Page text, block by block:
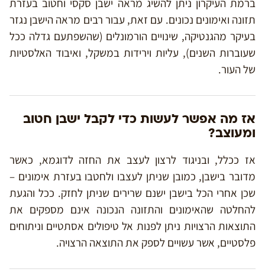
ברמת העיקרון ניתן להשיג מראה ישבן סקסי וחטוב בעזרת
תזונה ואימונים נכונים. עם זאת, עבור רבים מראה הישבן נגזר
בעיקר מהגנטיקה, שינויים הורמונלים (שהשפתעם גדלה ככל
שעוברות השנים), עליות וירידות במשקל, ואיבוד האלסטיות
של העור.
אז מה אפשר לעשות כדי לקבל ישבן חטוב
ומעוצב?
אז ככלל, ובניגוד לרצון לעצב את החזה לדוגמא, כאשר
מדובר בישבן, כמובן שניתן לעצבו ולחטבו בעזרת אימונים –
שכן אחרי הכל בישבן ישנם שרירים שניתן לחזק. ככל והגעת
להחלטה שהאימונים והתזונה הנכונה אינם מספקים את
התוצאות הרצויות ניתן לפנות אל טיפולים אסתטיים וניתוחים
פלסטיים, אשר עשויים לספק את התוצאה הרצויה.